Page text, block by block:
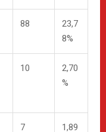
88
23,7
8%
10
2,70
%
7 1,89